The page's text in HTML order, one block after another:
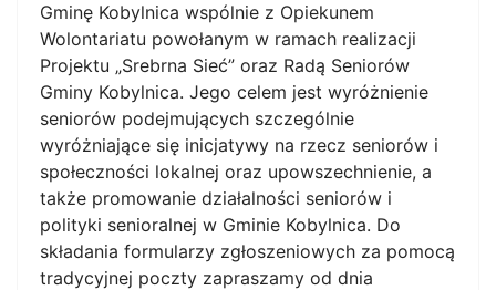
Gminę Kobylnica wspólnie z Opiekunem
Wolontariatu powołanym w ramach realizacji
Projektu „Srebrna Sieć” oraz Radą Seniorów
Gminy Kobylnica. Jego celem jest wyróżnienie
seniorów podejmujących szczególnie
wyróżniające się inicjatywy na rzecz seniorów i
społeczności lokalnej oraz upowszechnienie, a
także promowanie działalności seniorów i
polityki senioralnej w Gminie Kobylnica. Do
składania formularzy zgłoszeniowych za pomocą
tradycyjnej poczty zapraszamy od dnia